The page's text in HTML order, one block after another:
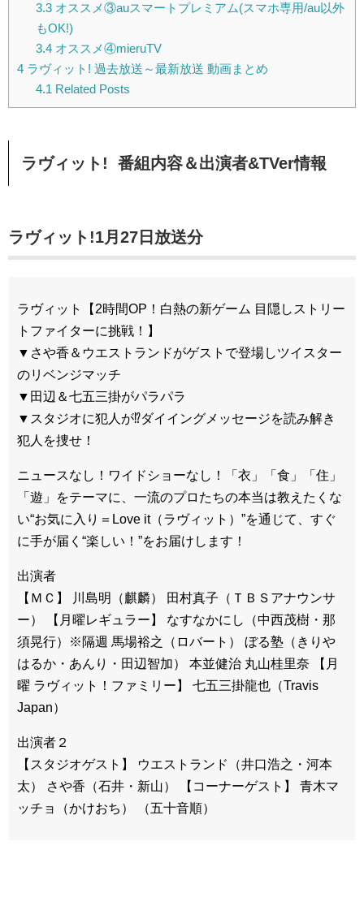
3.3オススメ③auスマートプレミアム(スマホ専用/au以外
もOK!)
3.4オススメ④mieruTV
4 ラヴィット! 過去放送～最新放送 動画まとめ
4.1 Related Posts
ラヴィット! 番組内容＆出演者&TVer情報
ラヴィット!1月27日放送分
ラヴィット【2時間OP！白熱の新ゲーム 目隠しストリー
トファイターに挑戦！】
▼さや香＆ウエストランドがゲストで登場しツイスター
のリベンジマッチ
▼田辺＆七五三掛がパラパラ
▼スタジオに犯人が⁉ダイイングメッセージを読み解き
犯人を捜せ！
ニュースなし！ワイドショーなし！「衣」「食」「住」
「遊」をテーマに、一流のプロたちの本当は教えたくな
い“お気に入り＝Love it（ラヴィット）”を通じて、すぐ
に手が届く“楽しい！”をお届けします！
出演者
【ＭＣ】 川島明（麒麟） 田村真子（ＴＢＳアナウンサ
ー） 【月曜レギュラー】 なすなかにし（中西茂樹・那
須晃行）※隔週 馬場裕之（ロバート） ぼる塾（きりや
はるか・あんり・田辺智加） 本並健治 丸山桂里奈 【月
曜 ラヴィット！ファミリー】 七五三掛龍也（Travis
Japan）
出演者２
【スタジオゲスト】 ウエストランド（井口浩之・河本
太） さや香（石井・新山） 【コーナーゲスト】 青木マ
ッチョ（かけおち） （五十音順）